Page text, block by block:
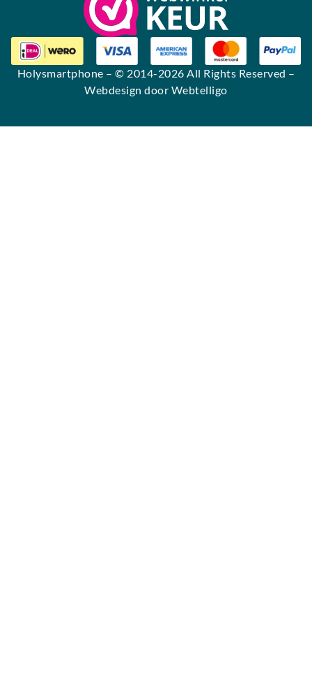
Holysmartphone – © 2014-2026 All Rights Reserved –
Webdesign door Webtelligo